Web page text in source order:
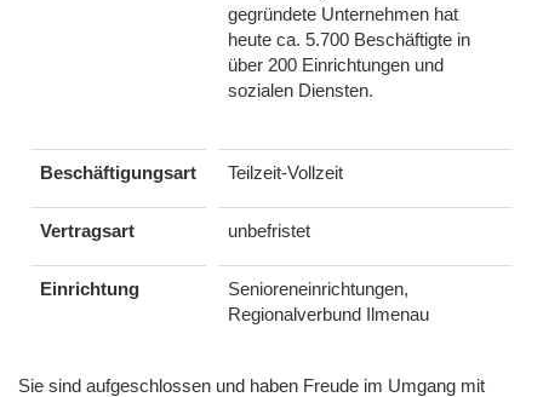
gegründete Unternehmen hat
heute ca. 5.700 Beschäftigte in
über 200 Einrichtungen und
sozialen Diensten.
Beschäftigungsart Teilzeit-Vollzeit
Vertragsart unbefristet
Einrichtung
Senioreneinrichtungen,
Regionalverbund Ilmenau
Sie sind aufgeschlossen und haben Freude im Umgang mit